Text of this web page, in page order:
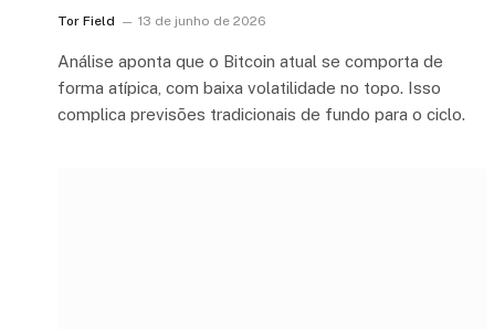
Tor Field 13 de junho de 2026
Análise aponta que o Bitcoin atual se comporta de
forma atípica, com baixa volatilidade no topo. Isso
complica previsões tradicionais de fundo para o ciclo.